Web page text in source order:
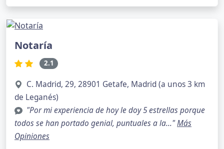
Notaría
2.1
C. Madrid, 29, 28901 Getafe, Madrid (a unos 3 km
de Leganés)
"Por mi experiencia de hoy le doy 5 estrellas porque
todos se han portado genial, puntuales a la..."Más
Opiniones